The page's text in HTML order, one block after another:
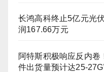
长鸿高科终止5亿元光
润167.66万元
阿特斯积极响应反内卷
件出货量预计达25-